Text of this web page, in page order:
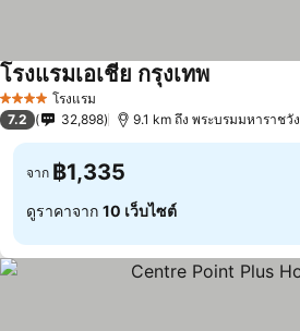
4 ดาว โรงแรม
โรงแรมเอเชีย กรุงเทพ
7.2 32,898 9.1 km ถึง พระบรมมหาราชวัง
จาก ฿1,335
ดูราคาจาก 10 เว็บไซต์